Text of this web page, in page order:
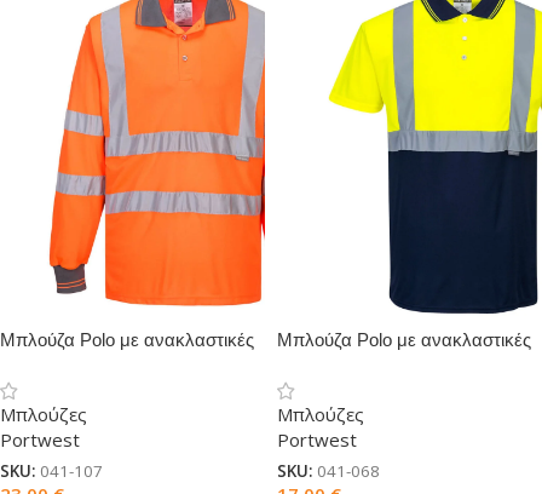
Μπλούζα Polo με ανακλαστικές
Μπλούζες
Portwest
SKU: 041-107
Μπλούζα Polo με ανακλαστικές
Μπλούζες
Portwest
SKU: 041-068